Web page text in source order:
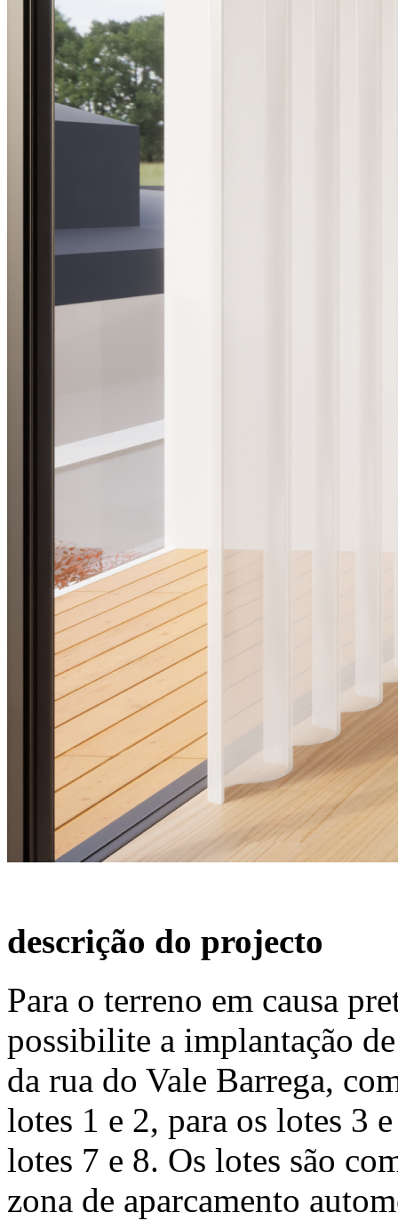
descrição do projecto
Para o terreno em causa
possibilite a implantação
da rua do Vale Barrega,
lotes 1 e 2, para os lotes 3
lotes 7 e 8. Os lotes são
zona de aparcamento